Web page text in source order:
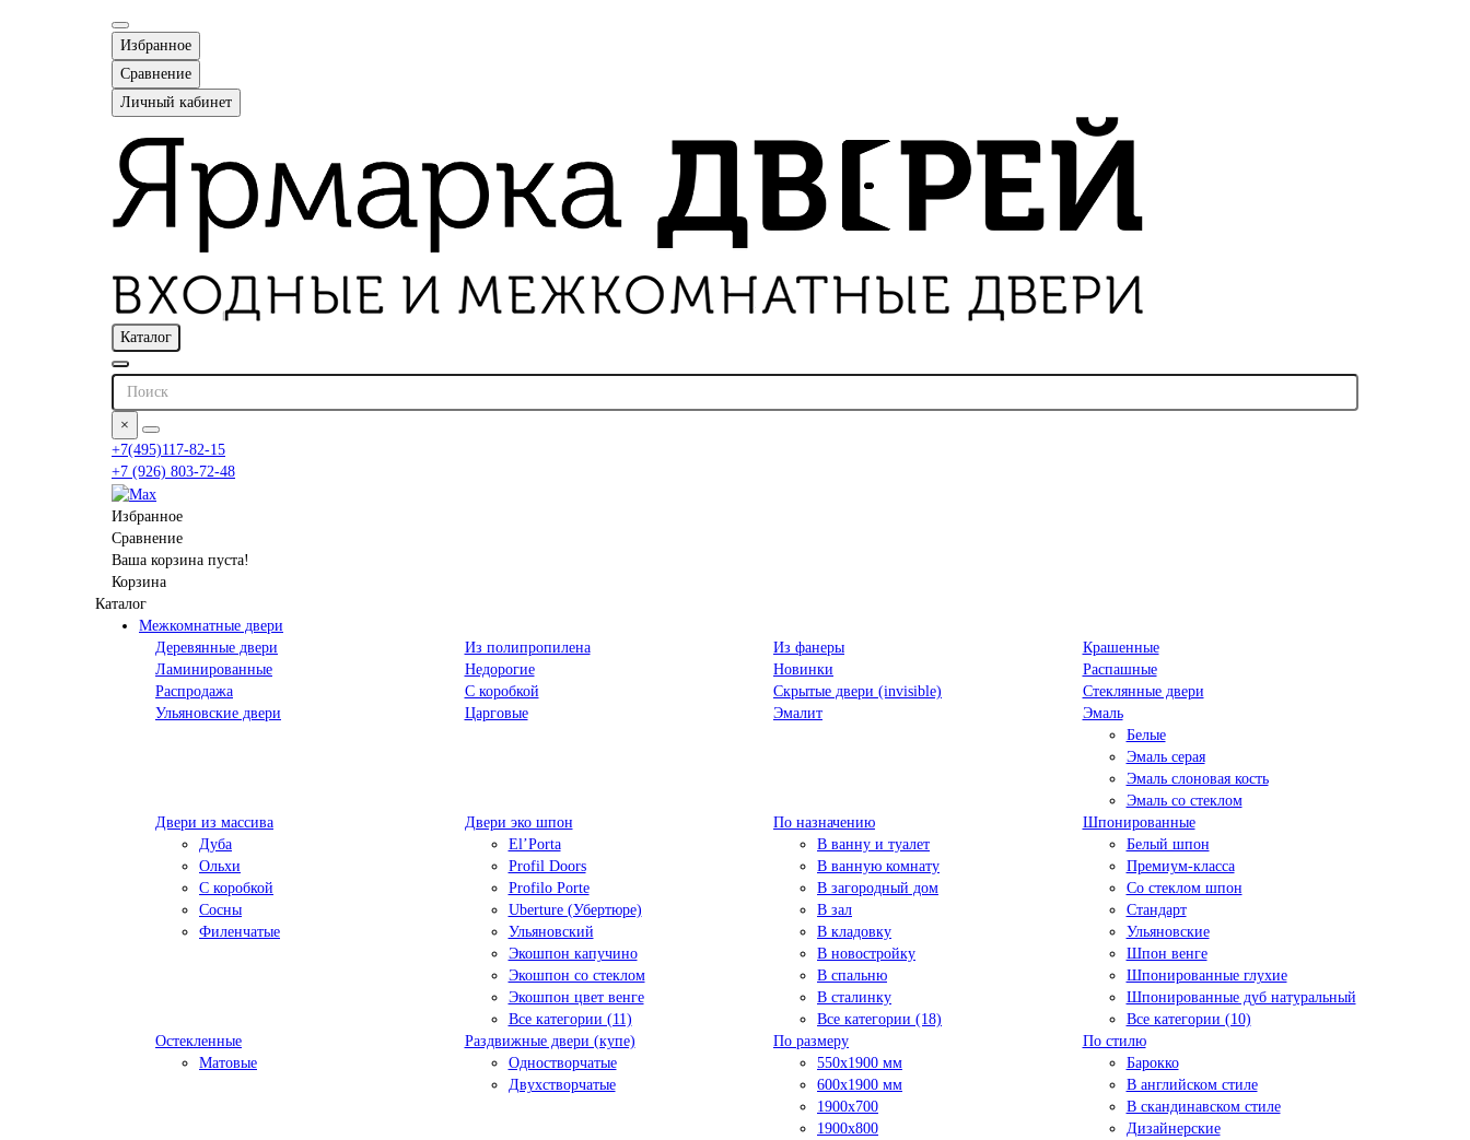
Избранное
Сравнение
Личный кабинет
Каталог
×
+7(495)117-82-15
+7 (926) 803-72-48
Избранное
Сравнение
Ваша корзина пуста!
Корзина
Каталог
Межкомнатные двери
Деревянные двери
Из полипропилена Из фанеры
Крашенные
Ламинированные
Недорогие Новинки
Распашные
Распродажа
С коробкой Скрытые двери (invisible)
Стеклянные двери
Ульяновские двери
Царговые Эмалит
Эмаль
Белые
Эмаль серая
Эмаль слоновая кость
Эмаль со стеклом
Двери из массива
Дуба
Ольхи
С коробкой
Сосны
Филенчатые
Двери эко шпон
El’Porta
Profil Doors
Profilo Porte
Uberture (Убертюре)
Ульяновский
Экошпон капучино
Экошпон со стеклом
Экошпон цвет венге
Все категории (11)
По назначению
В ванну и туалет
В ванную комнату
В загородный дом
В зал
В кладовку
В новостройку
В спальню
В сталинку
Все категории (18)
Шпонированные
Белый шпон
Премиум-класса
Со стеклом шпон
Стандарт
Ульяновские
Шпон венге
Шпонированные глухие
Шпонированные дуб натуральный
Все категории (10)
Остекленные
Матовые
Раздвижные двери (купе)
Одностворчатые
Двухстворчатые
По размеру
550x1900 мм
600x1900 мм
1900х700
1900х800
По стилю
Барокко
В английском стиле
В скандинавском стиле
Дизайнерские